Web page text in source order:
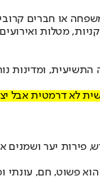
משפחה או חברים
מטלות
העולמי ל-2026, פינלנד שמרה
דרמטית אבל
פירות יער
פשוט, חם, עונתי